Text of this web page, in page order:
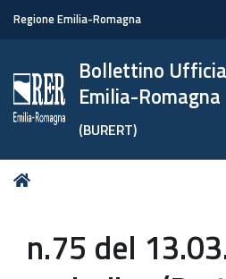
Regione Emilia-Romagna
Bollettino
Emilia-Romagna
(BURERT)
Tu
n.75 del